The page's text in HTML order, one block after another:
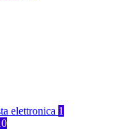
elettronica 1